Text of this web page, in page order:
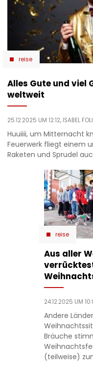
reise
Alles Gute und viel
weltweit
25.12.2025 UM 12:12, ISABEL
Huuiiii, um Mitternacht
Feuerwerk fliegt einem
Raketen und Sprudel
reise
Aus aller
24.12.2025 UM
Andere
Bräuche
(teilweise)